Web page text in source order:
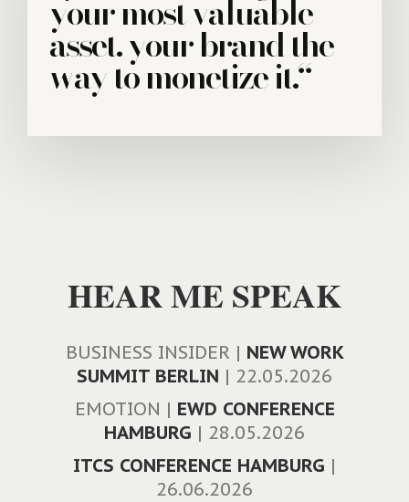
your most valuable
asset. your brand the
way to monetize it.“
HEAR ME SPEAK
BUSINESS INSIDER | NEW WORK
SUMMIT BERLIN | 22.05.2026
EMOTION | EWD CONFERENCE
HAMBURG | 28.05.2026
ITCS CONFERENCE HAMBURG |
26.06.2026